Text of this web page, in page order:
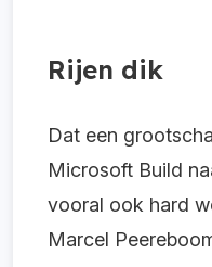
Rijen dik
Dat een
Microsoft Build
vooral ook hard
Marcel